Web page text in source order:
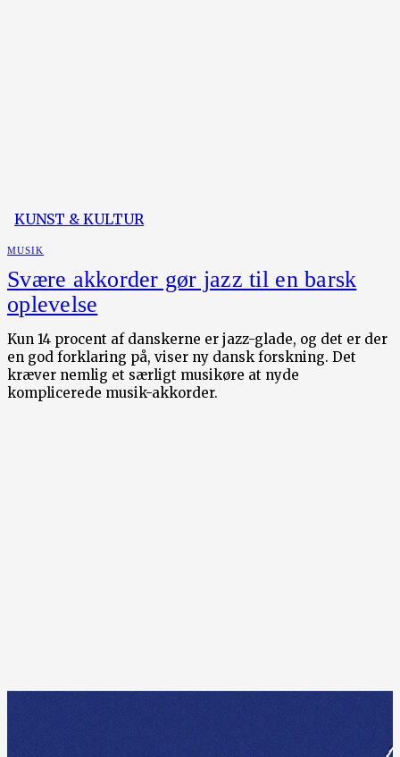
KUNST & KULTUR
MUSIK
Svære akkorder gør jazz til en barsk
oplevelse
Kun 14 procent af danskerne er jazz-glade, og det er der
en god forklaring på, viser ny dansk forskning. Det
kræver nemlig et særligt musikøre at nyde
komplicerede musik-akkorder.